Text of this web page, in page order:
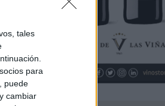
tales
para
puede
cambiar